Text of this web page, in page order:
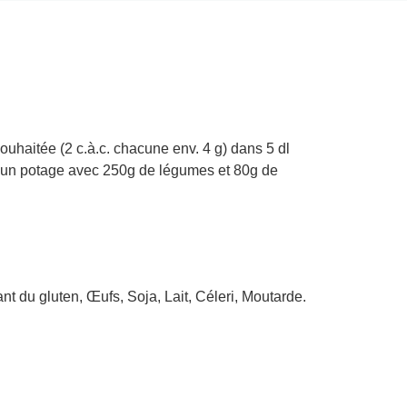
(2 c.à.c. chacune env. 4 g) dans 5 dl
potage avec 250g de légumes et 80g de
du gluten, Œufs, Soja, Lait, Céleri, Moutarde.